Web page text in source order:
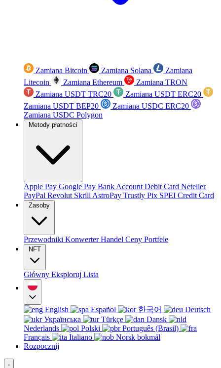
Zamiana Bitcoin Zamiana Solana
Zamiana
Litecoin
Zamiana Ethereum
Zamiana TRON
Zamiana USDT TRC20
Zamiana USDT ERC20
Zamiana USDT BEP20
Zamiana USDC ERC20
Zamiana USDC Polygon
Metody płatności
Apple Pay Google Pay Bank Account Debit Card Neteller
PayPal Revolut Skrill AstroPay Trustly Pix SPEI Credit Card
Zasoby
Przewodniki KonwerterHandel Ceny Portfele
NFT
Główny Eksploruj Lista
English Español 한국어
Deutsch
Українська
Türkçe
Dansk
Nederlands
Polski
Português (Brasil)
Français
Italiano
Norsk bokmål
Rozpocznij